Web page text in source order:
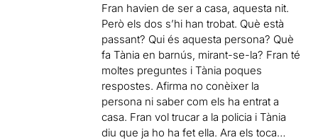
Fran havien de ser a casa, aquesta nit.
Però els dos s’hi han trobat. Què està
passant? Qui és aquesta persona? Què
fa Tània en barnús, mirant-se-la? Fran té
moltes preguntes i Tània poques
respostes. Afirma no conèixer la
persona ni saber com els ha entrat a
casa. Fran vol trucar a la policia i Tània
diu que ja ho ha fet ella. Ara els toca…